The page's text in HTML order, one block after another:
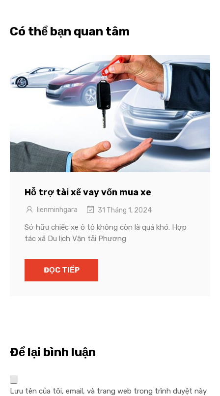
Có thể bạn quan tâm
Hỗ trợ tài xế vay vốn mua xe
lienminhgara 31 Tháng 1, 2024
Sở hữu chiếc xe ô tô không còn là quá khó. Hợp
tác xã Du lịch Vận tải Phương
ĐỌC TIẾP
Để lại bình luận
Lưu tên của tôi, email, và trang web trong trình duyệt này